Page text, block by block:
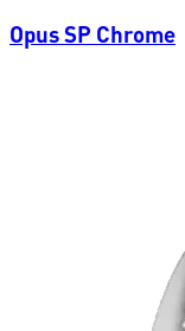
Opus SP Chrome